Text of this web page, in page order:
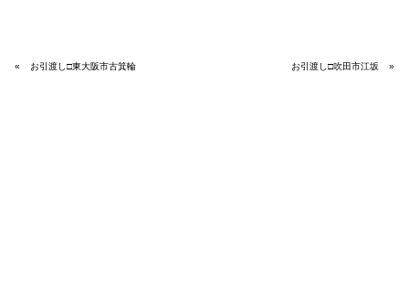
« お引渡し□東大阪市古箕輪 お引渡し□吹田市江坂 »